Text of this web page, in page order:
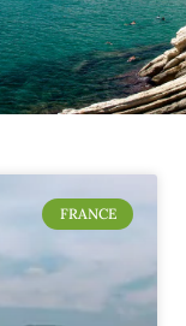
FRANCE